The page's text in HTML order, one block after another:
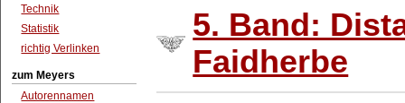
Technik
Statistik
richtig Verlinken
zum Meyers
Autorennamen
5. Band:
Faidherbe